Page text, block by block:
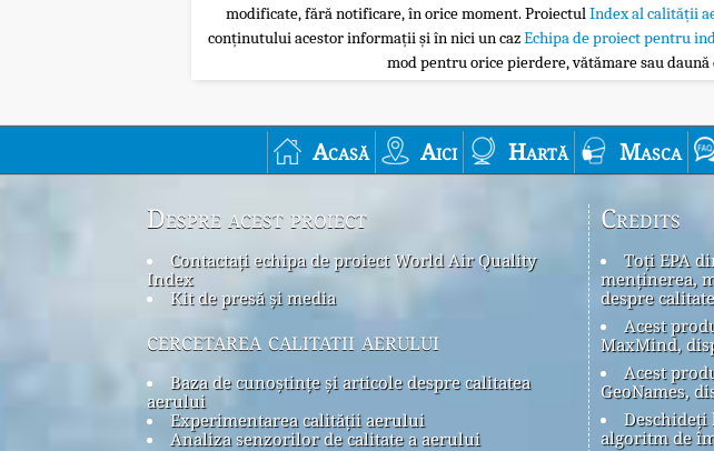
modificate, fără notificare, în orice moment. ProiectulIndex al calității
conținutului acestor informații și în nici un cazEchipa de proiect pentru
mod pentru orice pierdere, vătămare sau
Acasă Aici Hartă Masca
Despre acest proiect
Contactați echipa de proiect World Air Quality
Index
Kit de presă și media
cercetarea calitatii aerului
Baza de cunoștințe și articole despre calitatea
aerului
Experimentarea calității aerului
Analiza senzorilor de calitate a aerului
Credits
Toți EPA
menținerea,
despre
Acest
MaxMind,
Acest
GeoNames,
Deschideți
algoritm de